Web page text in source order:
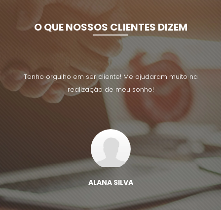
O QUE NOSSOS CLIENTES DIZEM
Tenho orgulho em ser cliente! Me ajudaram muito na
realização de meu sonho!
ALANA SILVA